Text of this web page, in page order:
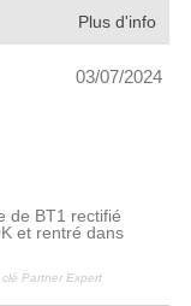
Plus d'info
03/07/2024
de BT1 rectifié
et rentré dans
Partner Expert